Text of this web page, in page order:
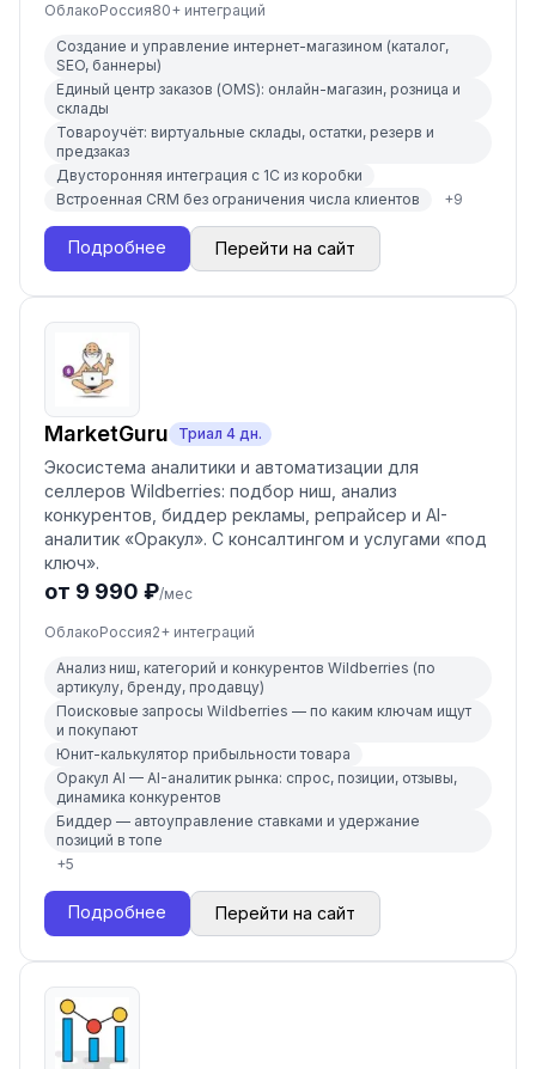
ОблакоРоссия80+ интеграций
Создание и управление интернет-магазином (каталог,
SEO, баннеры)
Единый центр заказов (OMS): онлайн-магазин, розница и
склады
Товароучёт: виртуальные склады, остатки, резерв и
предзаказ
Двусторонняя интеграция с 1С из коробки
Встроенная CRM без ограничения числа клиентов
+9
Подробнее Перейти на сайт
MarketGuru Триал 4 дн.
Экосистема аналитики и автоматизации для
селлеров Wildberries: подбор ниш, анализ
конкурентов, биддер рекламы, репрайсер и AI-
аналитик «Оракул». С консалтингом и услугами «под
ключ».
от 9 990 ₽/мес
ОблакоРоссия2+ интеграций
Анализ ниш, категорий и конкурентов Wildberries (по
артикулу, бренду, продавцу)
Поисковые запросы Wildberries — по каким ключам ищут
и покупают
Юнит-калькулятор прибыльности товара
Оракул AI — AI-аналитик рынка: спрос, позиции, отзывы,
динамика конкурентов
Биддер — автоуправление ставками и удержание
позиций в топе
+5
Подробнее Перейти на сайт